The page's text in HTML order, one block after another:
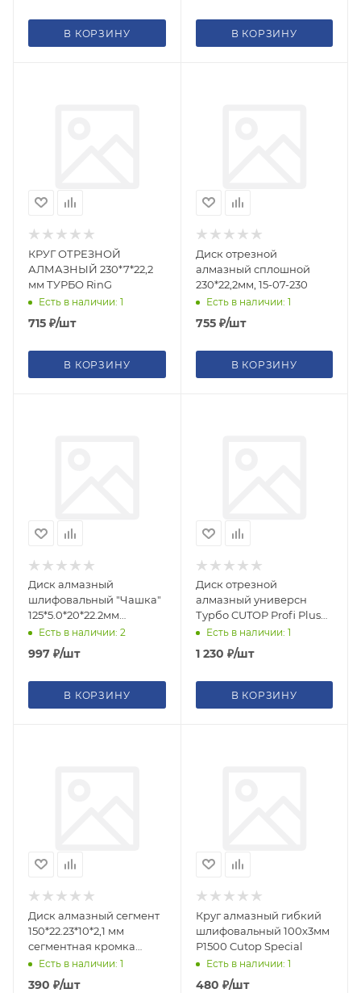
В КОРЗИНУ В КОРЗИНУ
КРУГ ОТРЕЗНОЙ
АЛМАЗНЫЙ 230*7*22,2
мм ТУРБО RinG
Есть в наличии: 1
715 ₽/шт
В КОРЗИНУ
Диск отрезной
алмазный сплошной
230*22,2мм, 15-07-230
Есть в наличии: 1
755₽/шт
В КОРЗИНУ
Диск алмазный
шлифовальный "Чашка"
125*5.0*20*22.2мм
GreatFlex Light
сегментирован. турбо
Есть в наличии: 2
997 ₽/шт
В КОРЗИНУ
Диск отрезной
алмазный универсн
Турбо CUTOP Profi Plus
125х1,5х10,0х22,2мм
Есть в наличии: 1
1 230 ₽/шт
В КОРЗИНУ
Диск алмазный сегмент
150*22.23*10*2,1 мм
сегментная кромка
сух.рез. Spin Segment
Standart
Есть в наличии: 1
390 ₽/шт
Круг алмазный гибкий
шлифовальный 100х3мм
Р1500 Cutop Special
Есть в наличии: 1
480 ₽/шт